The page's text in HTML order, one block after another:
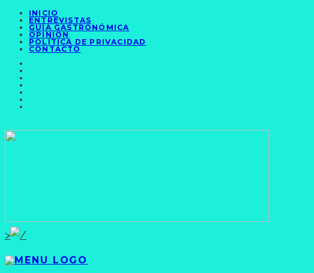
INICIO
ENTREVISTAS
GUÍA GASTRONÓMICA
OPINIÓN
POLÍTICA DE PRIVACIDAD
CONTACTO
>